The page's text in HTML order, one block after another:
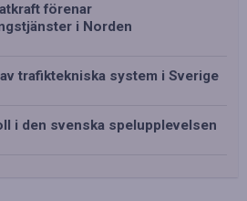
förenar
i Norden
trafiktekniska system i Sverige
i den svenska spelupplevelsen